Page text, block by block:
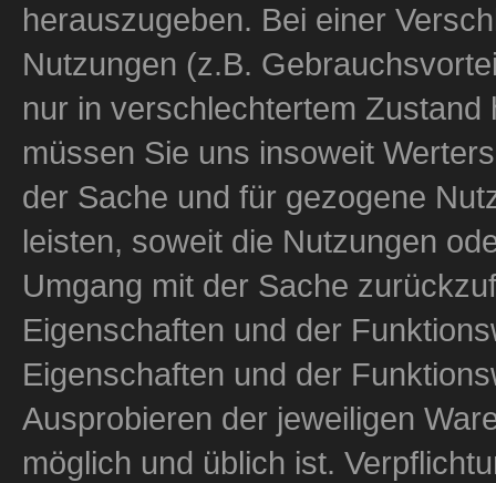
herauszugeben. Bei einer
Nutzungen (z.B.
nur in verschlechtertem
müssen Sie uns insoweit
der Sache und für gezogene
leisten, soweit die Nutzungen
Umgang mit der Sache
Eigenschaften und der
Eigenschaften und der
Ausprobieren der jeweiligen
möglich und üblich ist.